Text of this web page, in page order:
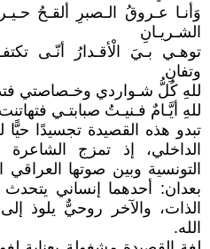
وَأنـا عـروقُ الـصبرِ ألقـحُ
الشـريـانِ
توهـي بـيَ الْأقـدارُ أنّـى
وتفانِ
للهِ كُلُّ شـواردي وخـصاصتي
للهِ أيَّـامٌ فـنيـتُ صبابتـي
تبدو هذه القصيدة تجسيدًا حيًّا
الداخلي، إذ تمزج الشاعرة
التونسية وبين صوتها
بعدان: أحدهما إنساني
الذات، والآخر روحيٌّ يلوذ
الله.